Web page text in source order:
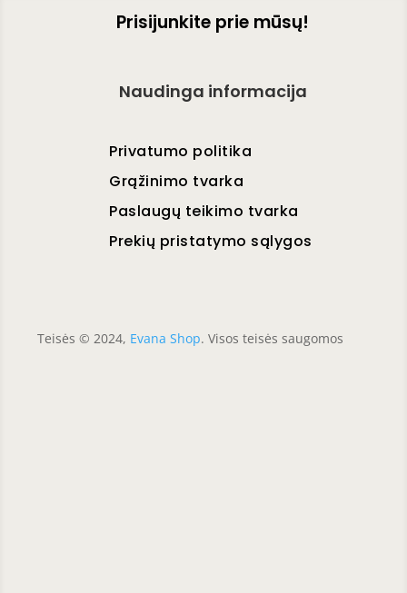
Prisijunkite prie mūsų!
Naudinga informacija
Privatumo politika
Grąžinimo tvarka
Paslaugų teikimo tvarka
Prekių pristatymo sąlygos
Teisės © 2024, Evana Shop. Visos teisės saugomos